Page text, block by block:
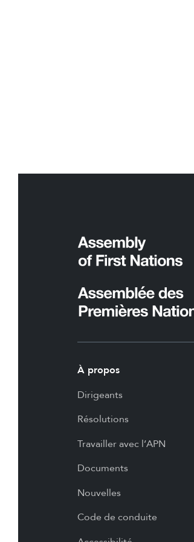
À propos
Dirigeants
Résolutions
Travailler avec l’APN
Documents
Nouvelles
Code de conduite